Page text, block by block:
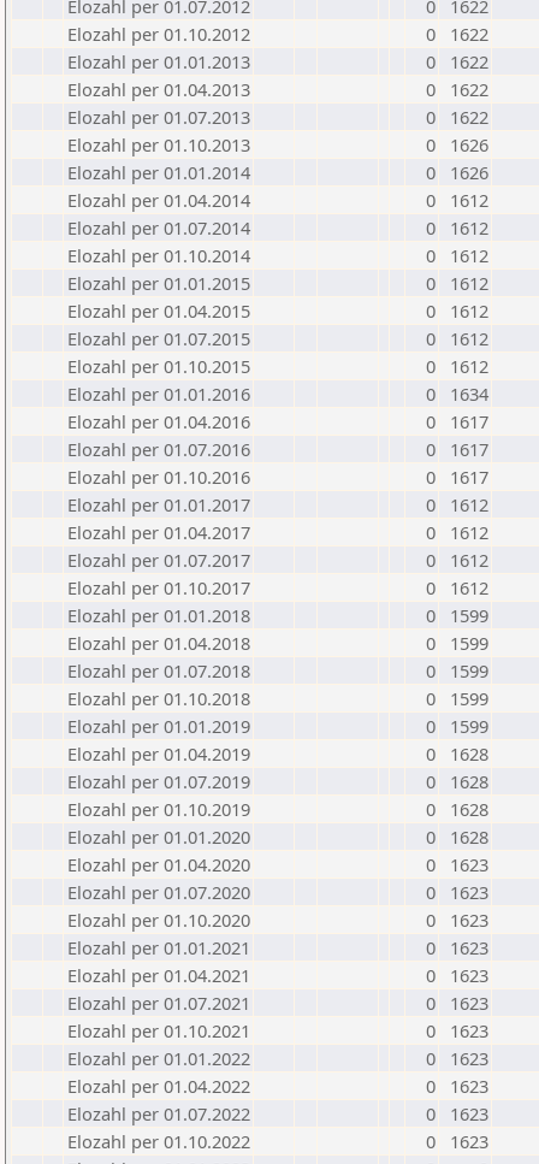
Elozahl per 01.07.2012
0
1622
Elozahl per 01.10.2012
0
1622
Elozahl per 01.01.2013
0
1622
Elozahl per 01.04.2013
0
1622
Elozahl per 01.07.2013
0
1622
Elozahl per 01.10.2013
0
1626
Elozahl per 01.01.2014
0
1626
Elozahl per 01.04.2014
0
1612
Elozahl per 01.07.2014
0
1612
Elozahl per 01.10.2014
0
1612
Elozahl per 01.01.2015
0
1612
Elozahl per 01.04.2015
0
1612
Elozahl per 01.07.2015
0
1612
Elozahl per 01.10.2015
0
1612
Elozahl per 01.01.2016
0
1634
Elozahl per 01.04.2016
0
1617
Elozahl per 01.07.2016
0
1617
Elozahl per 01.10.2016
0
1617
Elozahl per 01.01.2017
0
1612
Elozahl per 01.04.2017
0
1612
Elozahl per 01.07.2017
0
1612
Elozahl per 01.10.2017
0
1612
Elozahl per 01.01.2018
0
1599
Elozahl per 01.04.2018
0
1599
Elozahl per 01.07.2018
0
1599
Elozahl per 01.10.2018
0
1599
Elozahl per 01.01.2019
0
1599
Elozahl per 01.04.2019
0
1628
Elozahl per 01.07.2019
0
1628
Elozahl per 01.10.2019
0
1628
Elozahl per 01.01.2020
0
1628
Elozahl per 01.04.2020
0
1623
Elozahl per 01.07.2020
0
1623
Elozahl per 01.10.2020
0
1623
Elozahl per 01.01.2021
0
1623
Elozahl per 01.04.2021
0
1623
Elozahl per 01.07.2021
0
1623
Elozahl per 01.10.2021
0
1623
Elozahl per 01.01.2022
0
1623
Elozahl per 01.04.2022
0
1623
Elozahl per 01.07.2022
0
1623
Elozahl per 01.10.2022
0
1623